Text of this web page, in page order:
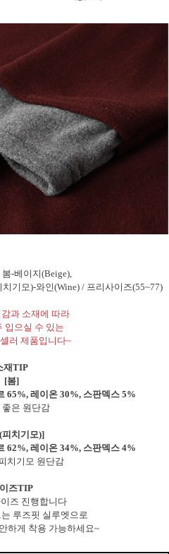
-베이지(Beige),
기모)-와인(Wine) / 프리사이즈(55~77)
과 소재에 따라
입으실 수 있는
러 제품입니다~
재TIP
[봄]
65%, 레이온 30%, 스판덱스 5%
좋은 원단감
피치기모)]
62%, 레이온 34%, 스판덱스 4%
치기모 원단감
즈TIP
즈 진행합니다
루즈핏 실루엣으로
하게 착용 가능하세요~